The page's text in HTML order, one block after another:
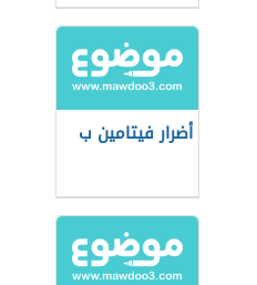
أضرار فيتامين ب